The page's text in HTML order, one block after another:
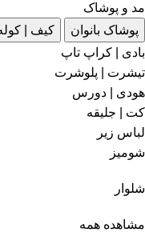
مد و پوشاک
پوشاک بانوان
کیف |
بادی | کراپ تاپ
تیشرت | پلوشرت
هودی | دورس
کت | جلیقه
لباس زیر
شومیز
شلوار
مشاهده همه